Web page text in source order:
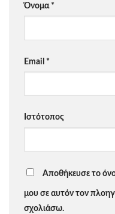
Όνομα *
Email *
Ιστότοπος
Αποθήκευσε το
μου σε αυτόν τον
σχολιάσω.